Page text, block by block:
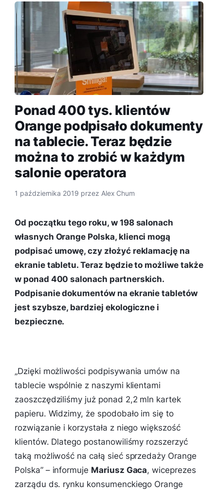
Ponad 400 tys. klientów
Orange podpisało dokumenty
na tablecie. Teraz będzie
można to zrobić w każdym
salonie operatora
1 października 2019 przez Alex Chum
Od początku tego roku, w 198 salonach
własnych Orange Polska, klienci mogą
podpisać umowę, czy złożyć reklamację na
ekranie tabletu. Teraz będzie to możliwe także
w ponad 400 salonach partnerskich.
Podpisanie dokumentów na ekranie tabletów
jest szybsze, bardziej ekologiczne i
bezpieczne.
„Dzięki możliwości podpisywania umów na
tablecie wspólnie z naszymi klientami
zaoszczędziliśmy już ponad 2,2 mln kartek
papieru. Widzimy, że spodobało im się to
rozwiązanie i korzystała z niego większość
klientów. Dlatego postanowiliśmy rozszerzyć
taką możliwość na całą sieć sprzedaży Orange
Polska”– informuje Mariusz Gaca, wiceprezes
zarządu ds. rynku konsumenckiego Orange